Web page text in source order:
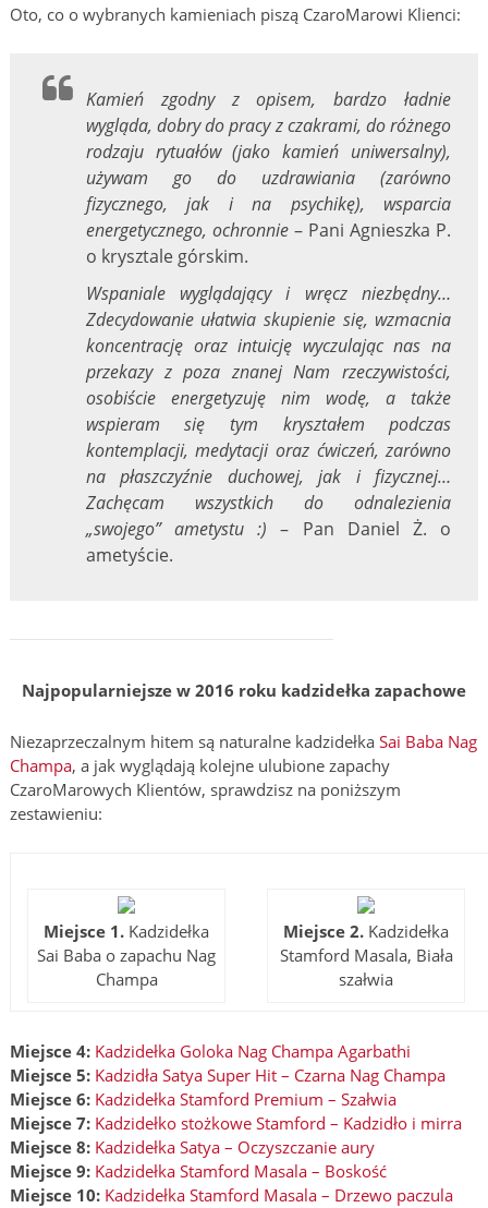
Oto, co o wybranych kamieniach piszą CzaroMarowi Klienci:
Kamień zgodny z opisem, bardzo ładnie
wygląda, dobry do pracy z czakrami, do różnego
rodzaju rytuałów (jako kamień uniwersalny),
używam go do uzdrawiania (zarówno
fizycznego, jak i na psychikę), wsparcia
energetycznego, ochronnie– Pani Agnieszka P.
o krysztale górskim.
Wspaniale wyglądający i wręcz niezbędny…
Zdecydowanie ułatwia skupienie się, wzmacnia
koncentrację oraz intuicję wyczulając nas na
przekazy z poza znanej Nam rzeczywistości,
osobiście energetyzuję nim wodę, a także
wspieram się tym kryształem podczas
kontemplacji, medytacji oraz ćwiczeń, zarówno
na płaszczyźnie duchowej, jak i fizycznej…
Zachęcam wszystkich do odnalezienia
„swojego” ametystu :) – Pan Daniel Ż. o
ametyście.
Najpopularniejsze w 2016 roku kadzidełka zapachowe
Niezaprzeczalnym hitem są naturalne kadzidełka Sai Baba Nag
Champa, a jak wyglądają kolejne ulubione zapachy
CzaroMarowych Klientów, sprawdzisz na poniższym
zestawieniu:
Miejsce 1. Kadzidełka
Sai Baba o zapachu Nag
Champa
Miejsce 2. Kadzidełka
Stamford Masala, Biała
szałwia
Miejsce 4: Kadzidełka Goloka Nag Champa Agarbathi
Miejsce 5: Kadzidła Satya Super Hit – Czarna Nag Champa
Miejsce 6: Kadzidełka Stamford Premium – Szałwia
Miejsce 7: Kadzidełko stożkowe Stamford – Kadzidło i mirra
Miejsce 8: Kadzidełka Satya – Oczyszczanie aury
Miejsce 9: Kadzidełka Stamford Masala – Boskość
Miejsce 10: Kadzidełka Stamford Masala – Drzewo paczula